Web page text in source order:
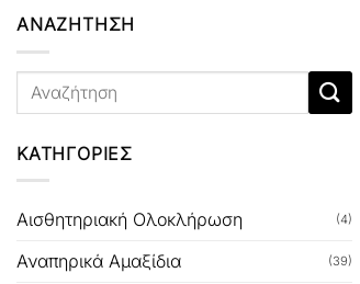
ΑΝΑΖΗΤΗΣΗ
Αναζήτηση
ΚΑΤΗΓΟΡΙΕΣ
Αισθητηριακή Ολοκλήρωση (4)
Αναπηρικά Αμαξίδια (39)